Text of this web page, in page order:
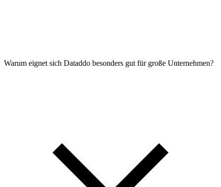
Warum eignet sich Dataddo besonders gut für große Unternehmen?